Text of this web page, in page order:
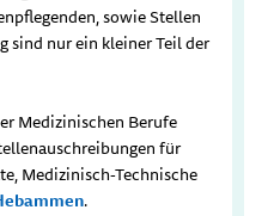
sowie Stellen
sind nur ein kleiner Teil der
Medizinischen Berufe
für
Medizinisch-Technische
.